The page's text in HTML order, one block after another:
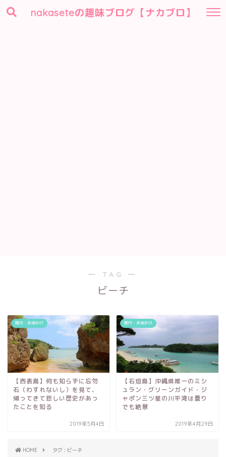
nakaseteの趣味ブログ【ナカブロ】
― TAG ―
ビーチ
旅行・お出かけ
【西表島】何も知らずに忘勿
石（わすれないし）を見て、
帰ってきて悲しい歴史があっ
たことを知る
2019年5月4日
旅行・お出かけ
【石垣島】沖縄県唯一のミシ
ュラン・グリーンガイド・ジ
ャポン三ツ星の川平湾は曇り
でも絶景
2019年4月29日
HOME タグ : ビーチ